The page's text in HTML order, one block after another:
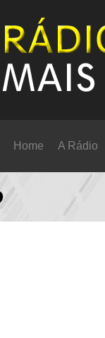
Home A Rádio